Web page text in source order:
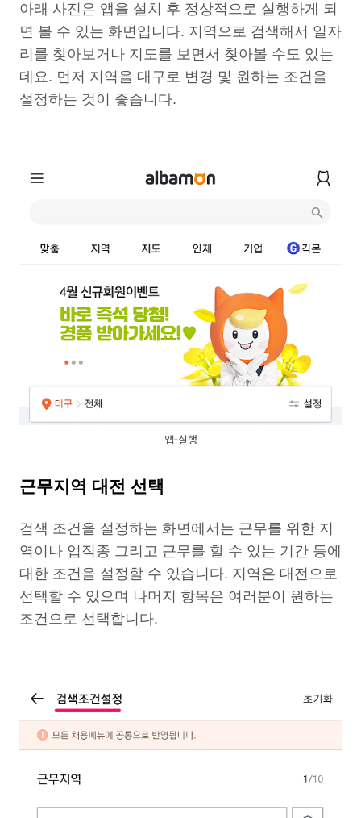
아래 사진은 앱을 설치 후 정상적으로 실행하게 되
면 볼 수 있는 화면입니다. 지역으로 검색해서 일자
리를 찾아보거나 지도를 보면서 찾아볼 수도 있는
데요. 먼저 지역을 대구로 변경 및 원하는 조건을
설정하는 것이 좋습니다.
앱-실행
근무지역 대전 선택
검색 조건을 설정하는 화면에서는 근무를 위한 지
역이나 업직종 그리고 근무를 할 수 있는 기간 등에
대한 조건을 설정할 수 있습니다. 지역은 대전으로
선택할 수 있으며 나머지 항목은 여러분이 원하는
조건으로 선택합니다.